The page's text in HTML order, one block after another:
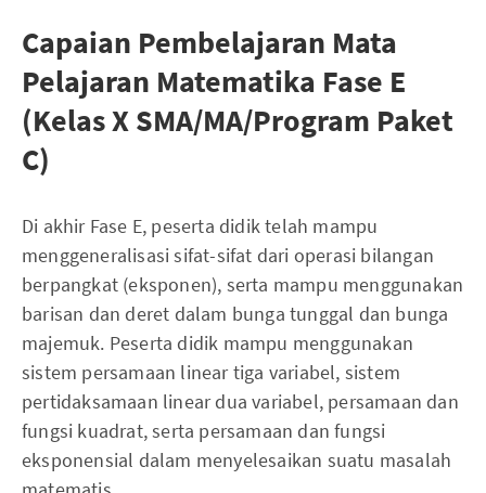
Capaian Pembelajaran Mata
Pelajaran Matematika Fase E
(Kelas X SMA/MA/Program Paket
C)
Di akhir Fase E, peserta didik telah mampu
menggeneralisasi sifat-sifat dari operasi bilangan
berpangkat (eksponen), serta mampu menggunakan
barisan dan deret dalam bunga tunggal dan bunga
majemuk. Peserta didik mampu menggunakan
sistem persamaan linear tiga variabel, sistem
pertidaksamaan linear dua variabel, persamaan dan
fungsi kuadrat, serta persamaan dan fungsi
eksponensial dalam menyelesaikan suatu masalah